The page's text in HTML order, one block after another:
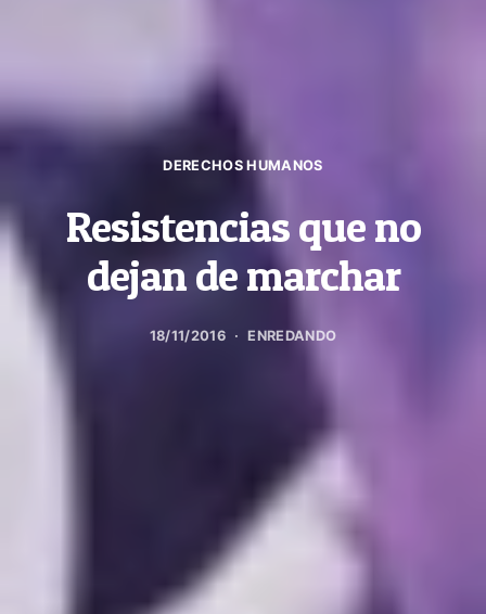
DERECHOS HUMANOS
Resistencias que no
dejan de marchar
18/11/2016 ENREDANDO